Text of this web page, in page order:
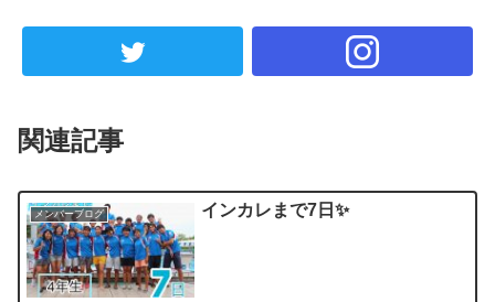
関連記事
メンバーブログ インカレまで7日✨